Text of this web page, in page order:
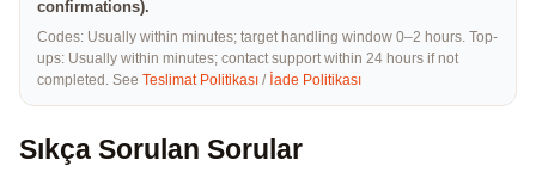
confirmations).
Codes: Usually within minutes; target handling window 0–2 hours. Top-
ups: Usually within minutes; contact support within 24 hours if not
completed. See Teslimat Politikası / İade Politikası
Sıkça Sorulan Sorular